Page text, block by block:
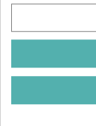
el cuadro
- Este